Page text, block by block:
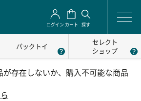
ログイン カート 探す
パックトイ
セレクト
ショップ
存在しないか、購入不可能な商品